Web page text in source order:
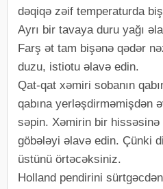
dəqiqə zəif temperaturda
Ayrı bir tavaya duru yağı
Farş ət tam bişənə qədər
duzu, istiotu əlavə edin.
Qat-qat xəmiri sobanın
qabına yerləşdirməmişdən
səpin. Xəmirin bir hissəsinə
göbələyi əlavə edin. Çünki
üstünü örtəcəksiniz.
Holland pendirini